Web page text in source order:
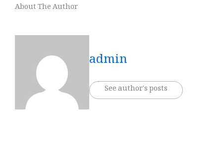
About The Author
admin
See author's posts